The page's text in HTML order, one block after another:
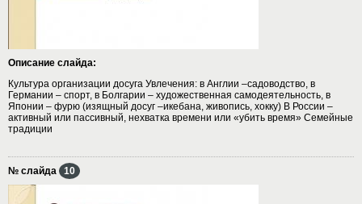
Описание слайда:
Культура организации досуга Увлечения: в Англии –садоводство, в
Германии – спорт, в Болгарии – художественная самодеятельность, в
Японии – фурю (изящный досуг –икебана, живопись, хокку) В России –
активный или пассивный, нехватка времени или «убить время» Семейные
традиции
№ слайда 10